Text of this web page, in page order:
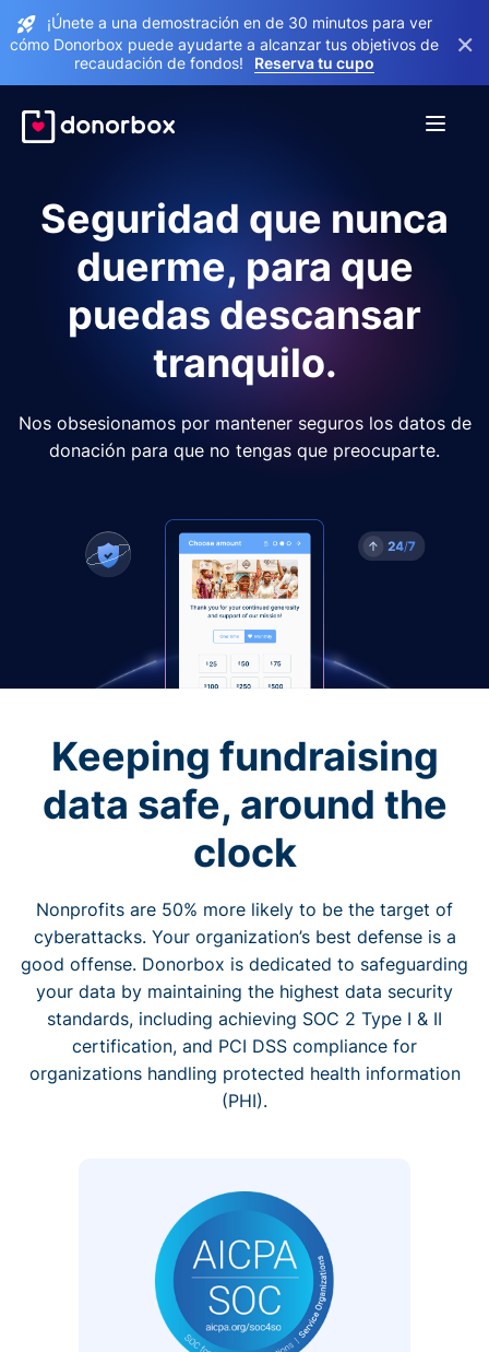
¡Únete a una demostración en de 30 minutos para ver
cómo Donorbox puede ayudarte a alcanzar tus objetivos de
recaudación de fondos!
Reserva tu cupo
×
Seguridad que nunca
duerme, para que
puedas descansar
tranquilo.
Nos obsesionamos por mantener seguros los datos de
donación para que no tengas que preocuparte.
Keeping fundraising
data safe, around the
clock
Nonprofits are 50% more likely to be the target of
cyberattacks. Your organization’s best defense is a
good offense. Donorbox is dedicated to safeguarding
your data by maintaining the highest data security
standards, including achieving SOC 2 Type I & II
certification, and PCI DSS compliance for
organizations handling protected health information
(PHI).